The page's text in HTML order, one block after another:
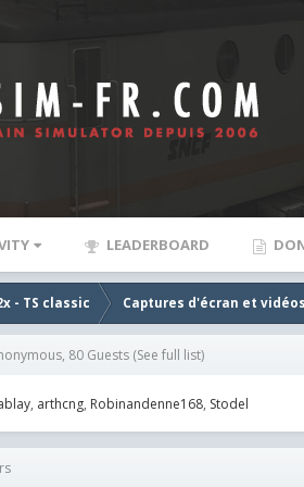
LEADERBOARD
- TS classic Captures d'écran et vidéos
80 Guests (See full list)
arthcng Robinandenne168 Stodel